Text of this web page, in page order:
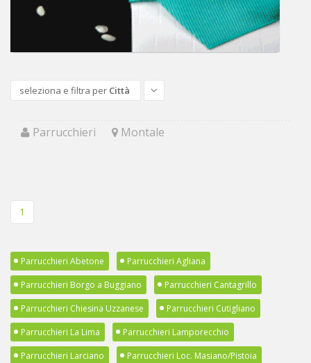
seleziona e filtra per Città
Parrucchieri Montale
1
Parrucchieri Abetone
Parrucchieri Agliana
Parrucchieri Borgo a Buggiano
Parrucchieri Cantagrillo
Parrucchieri Chiesina Uzzanese
Parrucchieri Cutigliano
Parrucchieri La Lima
Parrucchieri Lamporecchio
Parrucchieri Larciano
Parrucchieri Loc. Masiano/Pistoia